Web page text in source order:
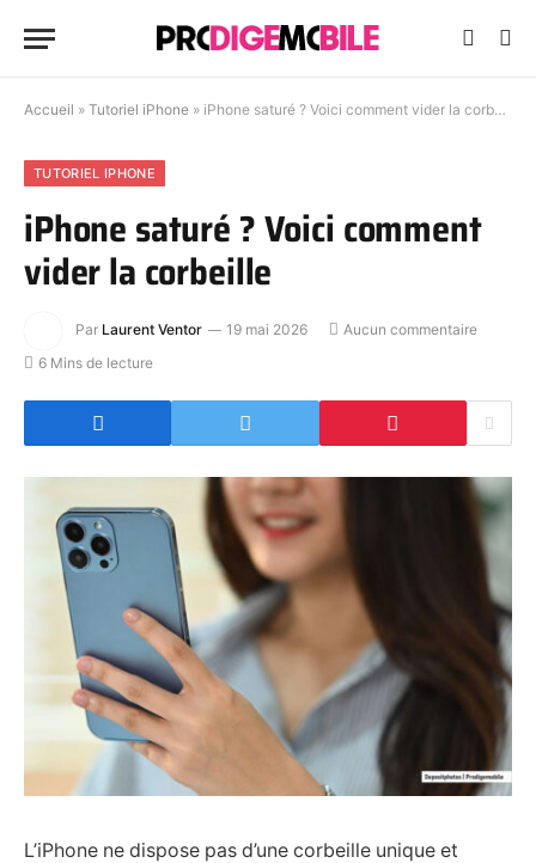
Accueil » Tutoriel iPhone » iPhone saturé ? Voici comment vider la corbeille
TUTORIEL IPHONE
iPhone saturé ? Voici comment
vider la corbeille
Par Laurent Ventor 19 mai 2026
Aucun commentaire
6 Mins de lecture
L’iPhone ne dispose pas d’une corbeille unique et